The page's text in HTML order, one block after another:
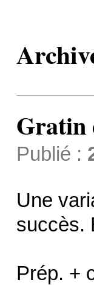
Gratin
Publié :
Une
succès.
Prép. +